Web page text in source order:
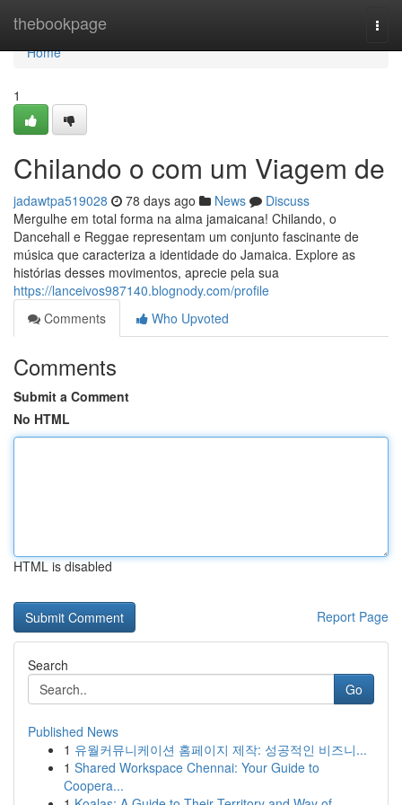
thebookpage
Home
Home
1
Chilando o com um Viagem de
jadawtpa519028 78 days ago News
Discuss
Mergulhe em total forma na alma jamaicana! Chilando, o
Dancehall e Reggae representam um conjunto fascinante de
música que caracteriza a identidade do Jamaica. Explore as
histórias desses movimentos, aprecie pela sua
https://lanceivos987140.blognody.com/profile
Comments
Who Upvoted
Comments
Submit a Comment
No HTML
HTML is disabled
Report Page
Search
Go
Published News
1 유월커뮤니케이션 홈페이지 제작: 성공적인 비즈니...
1 Shared Workspace Chennai: Your Guide to
Coopera...